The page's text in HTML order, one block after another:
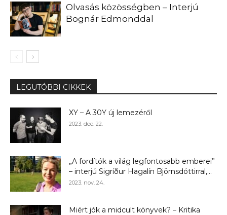
Olvasás közösségben – Interjú
Bognár Edmonddal
LEGUTÓBBI CIKKEK
XY – A 30Y új lemezéről
2023. dec. 22.
„A fordítók a világ legfontosabb emberei”
– interjú Sigríður Hagalín Björnsdóttirral,...
2023. nov. 24.
Miért jók a midcult könyvek? – Kritika